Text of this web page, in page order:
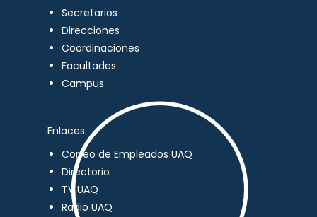
Secretarios
Direcciones
Coordinaciones
Facultades
Campus
Enlaces
Correo de Empleados UAQ
Directorio
TV UAQ
Radio UAQ